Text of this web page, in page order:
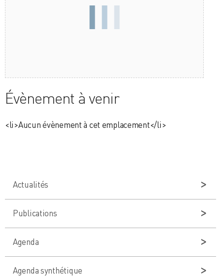
Évènement à venir
<li>Aucun évènement à cet emplacement</li>
Actualités
Publications
Agenda
Agenda synthétique